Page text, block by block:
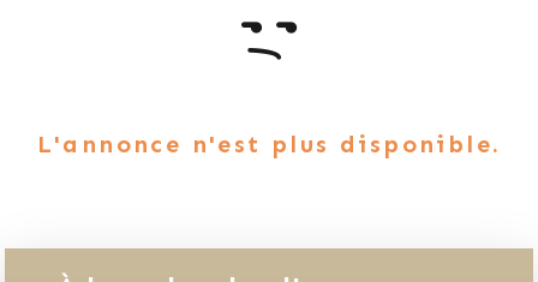
L'annonce n'est plus disponible.